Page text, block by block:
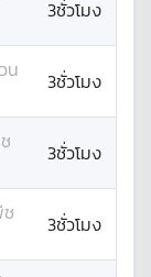
3ชั่วโมง
น
3ชั่วโมง
3ชั่วโมง
3ชั่วโมง